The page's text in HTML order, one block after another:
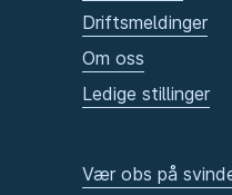
Driftsmeldinger
Om oss
Ledige stillinger
Vær obs på